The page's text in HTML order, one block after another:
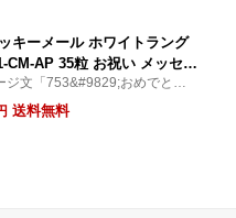
キーメール ホワイトラング
CM-AP 35粒 お祝い メッセー
ー お菓子 ギフト 焼き菓子 送
ジ文「753&#9829;おめでとうご
すこやかな&#9829;せいち
いのってます&#9829;」】
送料無料